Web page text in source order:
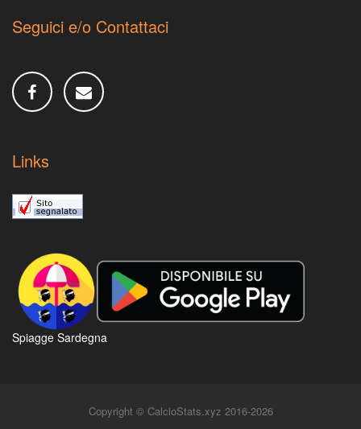
Seguici e/o Contattaci
Links
Spiagge Sardegna
Copyright © CalcioStats.xyz 2016-2026